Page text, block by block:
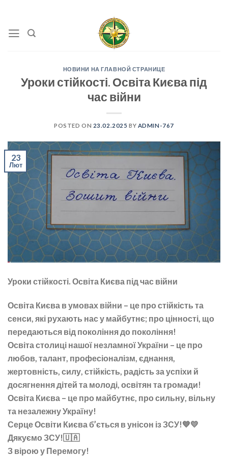
content
НОВИНИ НА ГЛАВНОЙ СТРАНИЦЕ
Уроки стійкості. Освіта Києва під
час війни
POSTED ON 23.02.2025 BY ADMIN-767
23
Лют
Уроки стійкості. Освіта Києва під час війни
Освіта Києва в умовах війни – це про стійкість та
сенси, які рухають нас у майбутнє; про цінності, що
передаються від покоління до покоління!
Освіта столиці нашої незламної України – це про
любов, талант, професіоналізм, єднання,
жертовність, силу, стійкість, радість за успіхи й
досягнення дітей та молоді, освітян та громади!
Освіта Києва – це про майбутнє, про сильну, вільну
та незалежну Україну!
Серце Освіти Києва б’ється в унісон із ЗСУ!💙💛
Дякуємо ЗСУ!🇺🇦
З вірою у Перемогу!